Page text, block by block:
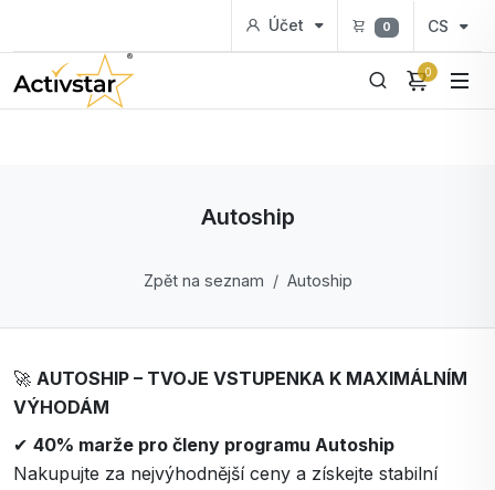
Účet 0 CS
0
Autoship
Zpět na seznam Autoship
🚀 AUTOSHIP – TVOJE VSTUPENKA K MAXIMÁLNÍM
VÝHODÁM
✔ 40% marže pro členy programu Autoship
Nakupujte za nejvýhodnější ceny a získejte stabilní